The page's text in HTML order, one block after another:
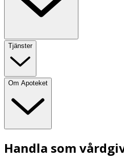
Tjänster
Om Apoteket
Handla som